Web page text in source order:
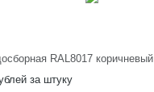
RAL8017 коричневый
за штуку